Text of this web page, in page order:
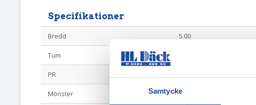
Samtycke
Specifikationer
Bredd 5.00
Tum
PR
Mönster 3 ribb